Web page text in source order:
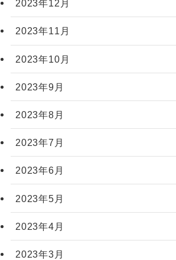
2023年12月
2023年11月
2023年10月
2023年9月
2023年8月
2023年7月
2023年6月
2023年5月
2023年4月
2023年3月